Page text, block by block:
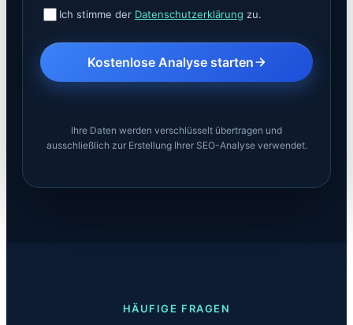
Ich stimme der Datenschutzerklärung zu.
Kostenlose Analyse starten
Ihre Daten werden verschlüsselt übertragen und
ausschließlich zur Erstellung Ihrer SEO-Analyse verwendet.
HÄUFIGE FRAGEN